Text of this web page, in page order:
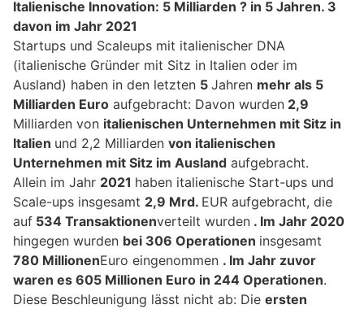
Italienische Innovation: 5 Milliarden ? in 5 Jahren. 3
davon im Jahr 2021
Startups und Scaleups mit italienischer DNA
(italienische Gründer mit Sitz in Italien oder im
Ausland) haben in den letzten 5 Jahren mehr als 5
Milliarden Euro aufgebracht: Davon wurden 2,9
Milliarden von italienischen Unternehmen mit Sitz in
Italien und 2,2 Milliarden von italienischen
Unternehmen mit Sitz im Ausland aufgebracht.
Allein im Jahr 2021 haben italienische Start-ups und
Scale-ups insgesamt 2,9 Mrd. EUR aufgebracht, die
auf 534 Transaktionenverteilt wurden . Im Jahr 2020
hingegen wurden bei 306 Operationen insgesamt
780 MillionenEuro eingenommen . Im Jahr zuvor
waren es 605 Millionen Euro in 244 Operationen.
Diese Beschleunigung lässt nicht ab: Die ersten